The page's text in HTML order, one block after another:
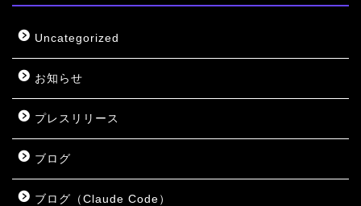
Uncategorized
お知らせ
プレスリリース
ブログ
ブログ（Claude Code）